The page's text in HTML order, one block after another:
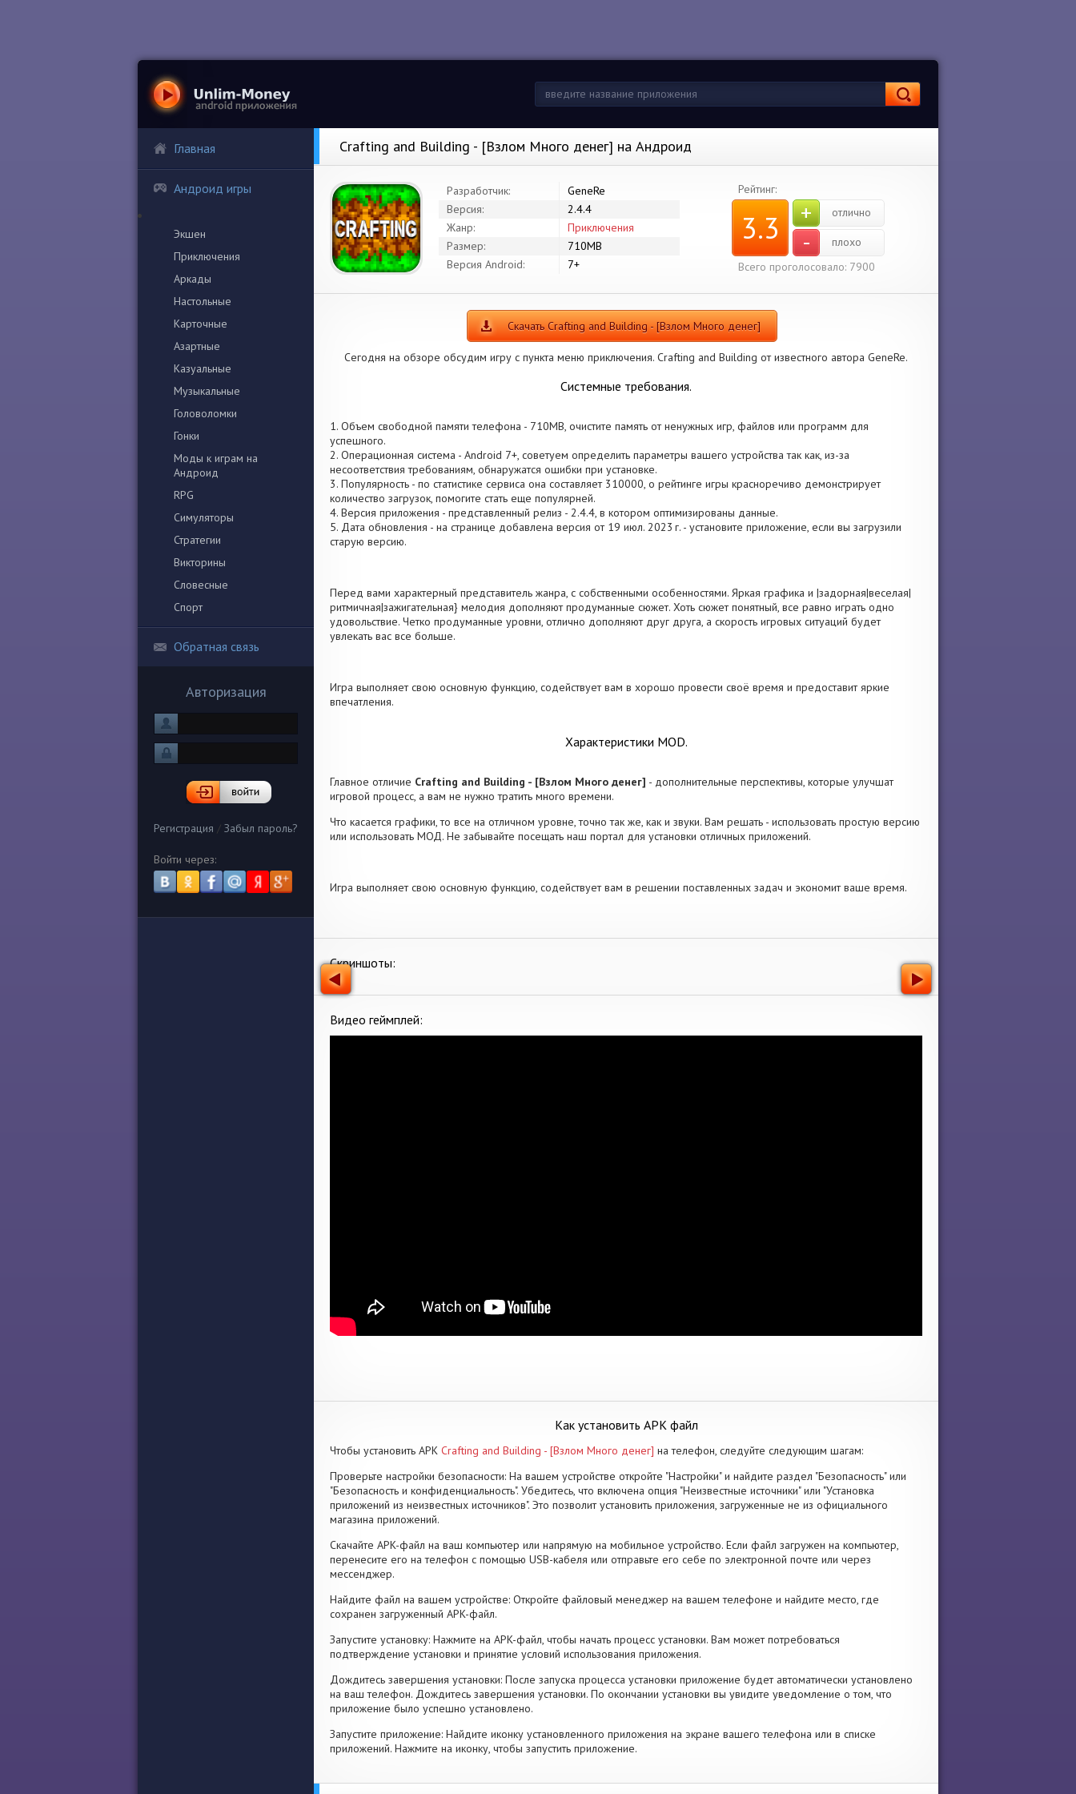
Главная
Андроид игры
Экшен
Приключения
Аркады
Настольные
Карточные
Азартные
Казуальные
Музыкальные
Головоломки
Гонки
Моды к играм на
Андроид
RPG
Симуляторы
Стратегии
Викторины
Словесные
Спорт
Обратная связь
Авторизация
Регистрация / Забыл пароль?
Войти через:
Crafting and Building - [Взлом Много денег] на Андроид
Разработчик:
GeneRe
Версия:
2.4.4
Жанр:
Приключения
Размер:
710MB
Версия Android:
7+
Рейтинг:
3.3 + отлично
-
плохо
Всего проголосовало: 7900
Скачать Crafting and Building - [Взлом Много денег]
Сегодня на обзоре обсудим игру с пункта меню приключения. Crafting and Building от известного автора GeneRe.
Системные требования.
1. Объем свободной памяти телефона - 710MB, очистите память от ненужных игр, файлов или программ для
успешного.
2. Операционная система - Android 7+, советуем определить параметры вашего устройства так как, из-за
несоответствия требованиям, обнаружатся ошибки при установке.
3. Популярность - по статистике сервиса она составляет 310000, о рейтинге игры красноречиво демонстрирует
количество загрузок, помогите стать еще популярней.
4. Версия приложения - представленный релиз - 2.4.4, в котором оптимизированы данные.
5. Дата обновления - на странице добавлена версия от 19 июл. 2023 г. - установите приложение, если вы загрузили
старую версию.
Перед вами характерный представитель жанра, с собственными особенностями. Яркая графика и |задорная|веселая|
ритмичная|зажигательная} мелодия дополняют продуманные сюжет. Хоть сюжет понятный, все равно играть одно
удовольствие. Четко продуманные уровни, отлично дополняют друг друга, а скорость игровых ситуаций будет
увлекать вас все больше.
Игра выполняет свою основную функцию, содействует вам в хорошо провести своё время и предоставит яркие
впечатления.
Характеристики MOD.
Главное отличие Crafting and Building - [Взлом Много денег] - дополнительные перспективы, которые улучшат
игровой процесс, а вам не нужно тратить много времени.
Что касается графики, то все на отличном уровне, точно так же, как и звуки. Вам решать - использовать простую версию
или использовать МОД. Не забывайте посещать наш портал для установки отличных приложений.
Игра выполняет свою основную функцию, содействует вам в решении поставленных задач и экономит ваше время.
Скриншоты:
Видео геймплей:
Как установить APK файл
Чтобы установить APK Crafting and Building - [Взлом Много денег] на телефон, следуйте следующим шагам:
Проверьте настройки безопасности: На вашем устройстве откройте "Настройки" и найдите раздел "Безопасность" или
"Безопасность и конфиденциальность". Убедитесь, что включена опция "Неизвестные источники" или "Установка
приложений из неизвестных источников". Это позволит установить приложения, загруженные не из официального
магазина приложений.
Скачайте APK-файл на ваш компьютер или напрямую на мобильное устройство. Если файл загружен на компьютер,
перенесите его на телефон с помощью USB-кабеля или отправьте его себе по электронной почте или через
мессенджер.
Найдите файл на вашем устройстве: Откройте файловый менеджер на вашем телефоне и найдите место, где
сохранен загруженный APK-файл.
Запустите установку: Нажмите на APK-файл, чтобы начать процесс установки. Вам может потребоваться
подтверждение установки и принятие условий использования приложения.
Дождитесь завершения установки: После запуска процесса установки приложение будет автоматически установлено
на ваш телефон. Дождитесь завершения установки. По окончании установки вы увидите уведомление о том, что
приложение было успешно установлено.
Запустите приложение: Найдите иконку установленного приложения на экране вашего телефона или в списке
приложений. Нажмите на иконку, чтобы запустить приложение.